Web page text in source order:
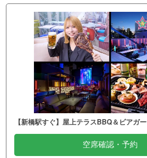
【新橋駅すぐ】屋上テラスBBQ＆ビアガ
空席確認・予約